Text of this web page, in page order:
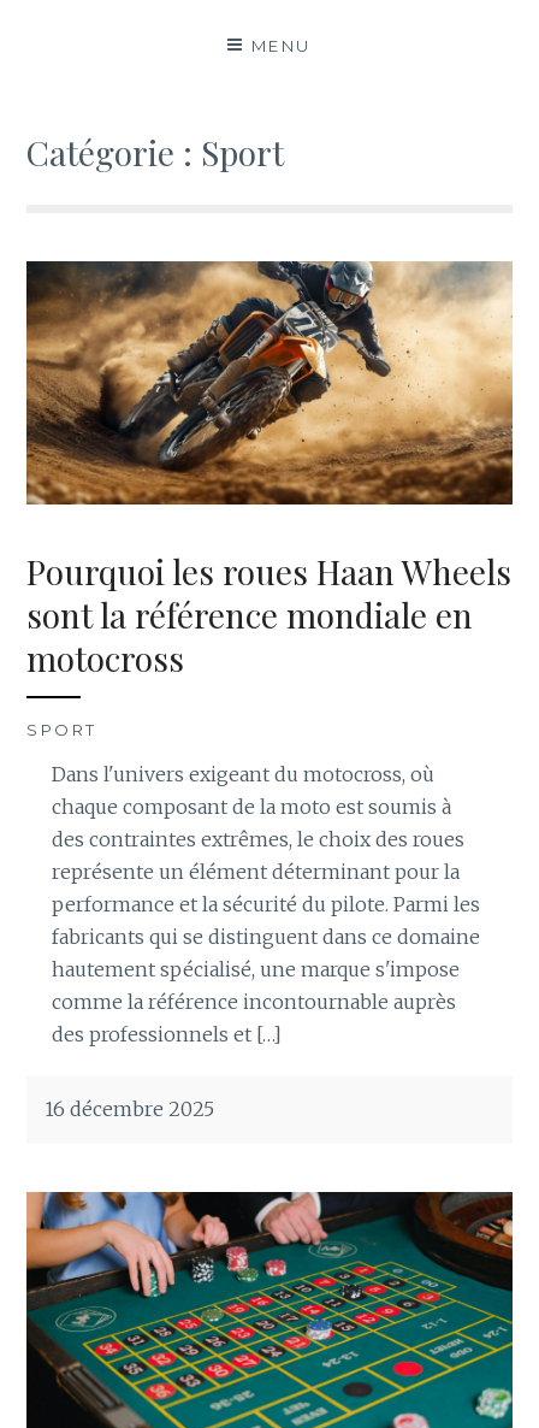
MENU
Catégorie : Sport
Pourquoi les roues Haan Wheels
sont la référence mondiale en
motocross
SPORT
Dans l'univers exigeant du motocross, où
chaque composant de la moto est soumis à
des contraintes extrêmes, le choix des roues
représente un élément déterminant pour la
performance et la sécurité du pilote. Parmi les
fabricants qui se distinguent dans ce domaine
hautement spécialisé, une marque s'impose
comme la référence incontournable auprès
des professionnels et […]
16 décembre 2025